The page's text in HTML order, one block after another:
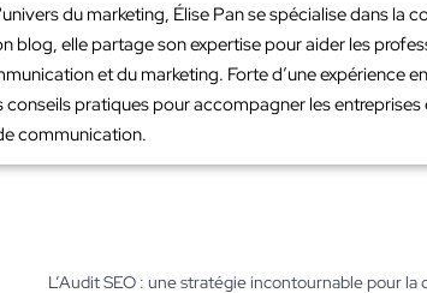
du marketing, Élise Pan se spécialise dans la
blog, elle partage son expertise pour aider les
et du marketing. Forte d’une expérience
pratiques pour accompagner les entreprises
communication.